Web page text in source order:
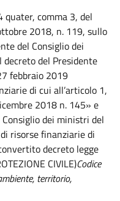
quater, comma 3, del
2018, n. 119, sullo
del Consiglio dei
del Presidente
febbraio 2019
di cui all’articolo 1,
2018 n. 145» e
dei ministri del
risorse finanziarie di
decreto legge
CIVILE)Codice
territorio,